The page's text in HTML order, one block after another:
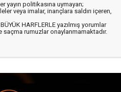
yayın politikasına uymayan;
veya imalar, inançlara saldırı içeren,
HARFLERLE yazılmış yorumlar
saçma rumuzlar onaylanmamaktadır.